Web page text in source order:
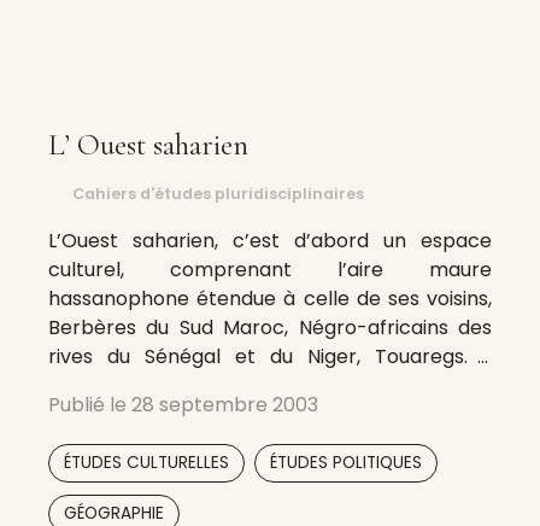
L’ Ouest saharien
Cahiers d'études pluridisciplinaires
L’Ouest saharien, c’est d’abord un espace
culturel, comprenant l’aire maure
hassanophone étendue à celle de ses voisins,
Berbères du Sud Maroc, Négro-africains des
rives du Sénégal et du Niger, Touaregs. Il
sahraouie, la Mauritanie, le Sénégal, le Mali et le
Niger. Nous n’avons pas désiré mettre en
avant
Publié le 28 septembre 2003
ÉTUDES CULTURELLES ÉTUDES POLITIQUES
GÉOGRAPHIE